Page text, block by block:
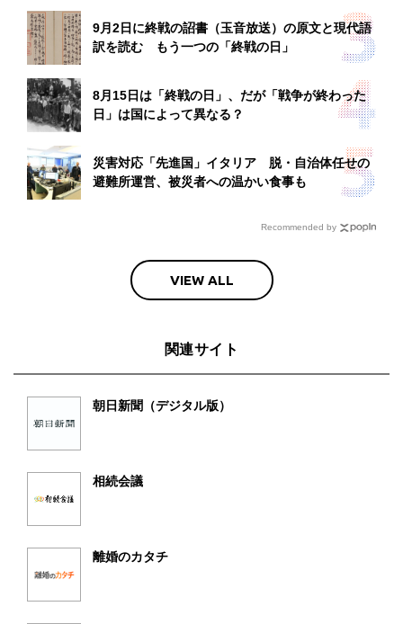
9月2日に終戦の詔書（玉音放送）の原文と現代語
訳を読む もう一つの「終戦の日」
8月15日は「終戦の日」、だが「戦争が終わった
日」は国によって異なる？
災害対応「先進国」イタリア 脱・自治体任せの
避難所運営、被災者への温かい食事も
Recommended by
VIEW ALL
関連サイト
朝日新聞（デジタル版）
相続会議
離婚のカタチ